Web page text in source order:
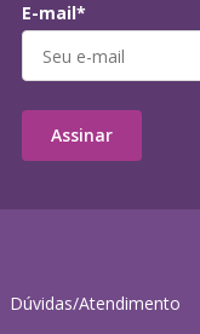
Dúvidas/Atendimento
E-mail*
Assinar